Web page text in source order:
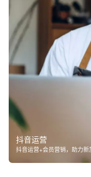
抖音运营
抖音运营+会员营销，助力